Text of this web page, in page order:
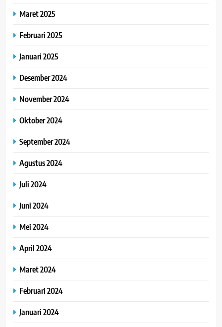
Maret 2025
Februari 2025
Januari 2025
Desember 2024
November 2024
Oktober 2024
September 2024
Agustus 2024
Juli 2024
Juni 2024
Mei 2024
April 2024
Maret 2024
Februari 2024
Januari 2024